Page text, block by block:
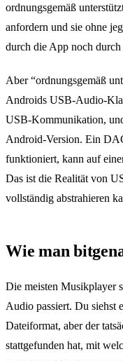
ordnungsgemäß
anfordern und sie ohne
durch die App noch durch
Aber “ordnungsgemäß
Androids USB-Audio-
USB-Kommunikation,
Android-Version. Ein
funktioniert, kann auf
Das ist die Realität von
vollständig abstrahieren
Wie man
Die meisten Musikplayer
Audio passiert. Du siehst
Dateiformat, aber der
stattgefunden hat, mit